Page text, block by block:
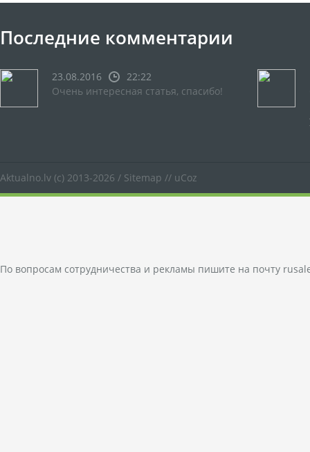
Последние комментарии
23.08.2016
22:22
Очень интересная статья, спасибо!
Aktualno.lv (c) 2013-2026 / Sitemap // uCoz
По вопросам сотрудничества и рекламы пишите на почту